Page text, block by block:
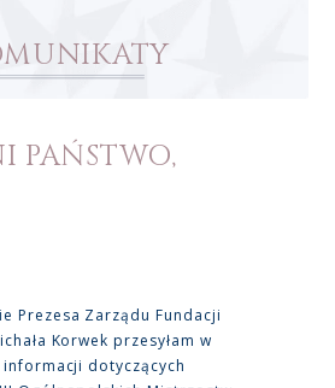
PAŃSTWO,
Prezesa Zarządu Fundacji
Korwek przesyłam w
informacji dotyczących